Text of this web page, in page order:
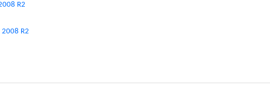
R2
R2